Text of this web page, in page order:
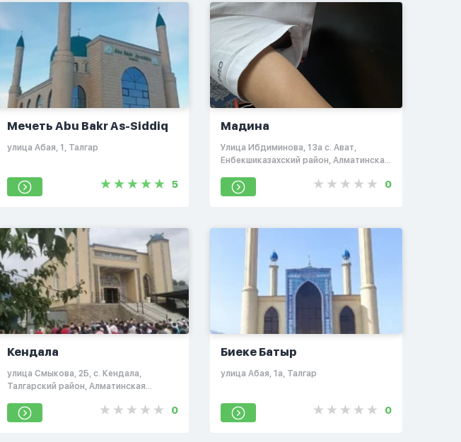
Мечеть Abu Bakr As-Siddiq
​улица Абая, 1, Талгар
5
Мадина
​Улица Ибдиминова, 13а​ с. Ават,
Енбекшиказахский район, Алматинская
0
Кендала
​улица Смыкова, 2Б, с. Кендала,
Талгарский район, Алматинская
0
Биеке Батыр
​улица Абая, 1а, Талгар
0